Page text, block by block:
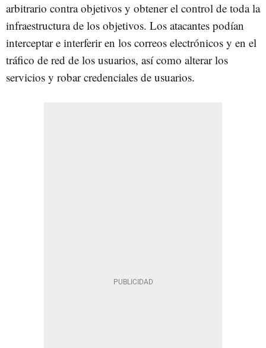
arbitrario contra objetivos y obtener el control de toda la
infraestructura de los objetivos. Los atacantes podían
interceptar e interferir en los correos electrónicos y en el
tráfico de red de los usuarios, así como alterar los
servicios y robar credenciales de usuarios.